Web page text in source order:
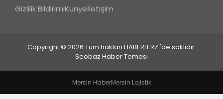
Gizlilik BildirimiKünyeİletişim
Copyright © 2026 Tüm hakları HABERLERZ 'de saklıdır.
Seobaz Haber Teması
Mersin HaberMersin Lojistik